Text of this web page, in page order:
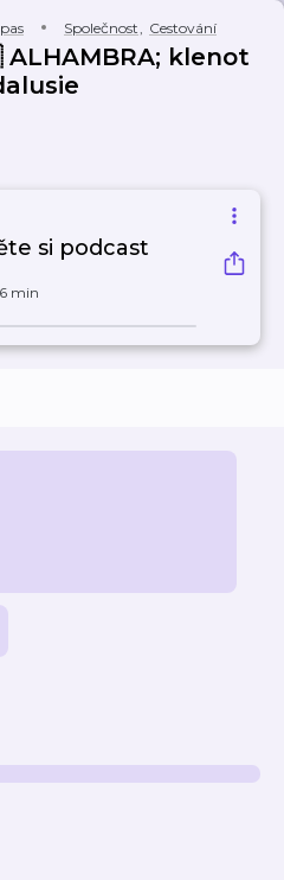
Společnost, Cestování
klenot
si podcast
min